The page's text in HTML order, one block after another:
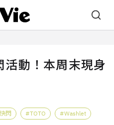
活動！本周末現身
快閃 TOTO Washlet